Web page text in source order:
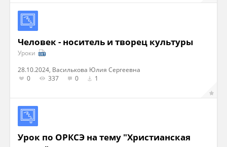
Человек - носитель и творец культуры
Уроки
28.10.2024, Василькова Юлия Сергеевна
0
337 0 1
Урок по ОРКСЭ на тему "Христианская